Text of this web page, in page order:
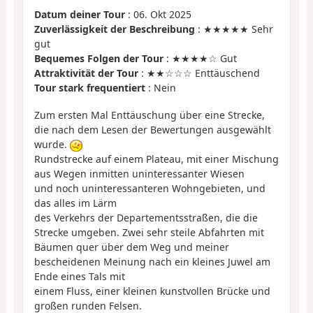
Datum deiner Tour : 06. Okt 2025
Zuverlässigkeit der Beschreibung : ★★★★★ Sehr
gut
Bequemes Folgen der Tour : ★★★★☆ Gut
Attraktivität der Tour : ★★☆☆☆ Enttäuschend
Tour stark frequentiert : Nein
Zum ersten Mal Enttäuschung über eine Strecke,
die nach dem Lesen der Bewertungen ausgewählt
wurde.
Rundstrecke auf einem Plateau, mit einer Mischung
aus Wegen inmitten uninteressanter Wiesen
und noch uninteressanteren Wohngebieten, und
das alles im Lärm
des Verkehrs der Departementsstraßen, die die
Strecke umgeben. Zwei sehr steile Abfahrten mit
Bäumen quer über dem Weg und meiner
bescheidenen Meinung nach ein kleines Juwel am
Ende eines Tals mit
einem Fluss, einer kleinen kunstvollen Brücke und
großen runden Felsen.